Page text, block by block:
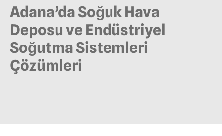
Adana’da Soğuk Hava
Deposu ve Endüstriyel
Soğutma Sistemleri
Çözümleri